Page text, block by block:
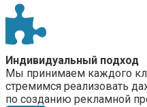
Индивидуальный подход
Мы принимаем каждого
стремимся реализовать
по созданию рекламной